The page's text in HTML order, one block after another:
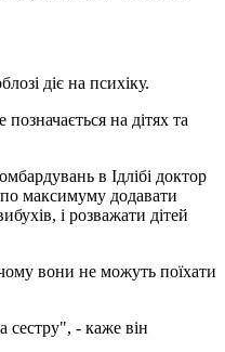
діє на психіку.
на дітях та
в Ідлібі доктор
максимуму додавати
і розважати дітей
вони не можуть поїхати
сестру", - каже він